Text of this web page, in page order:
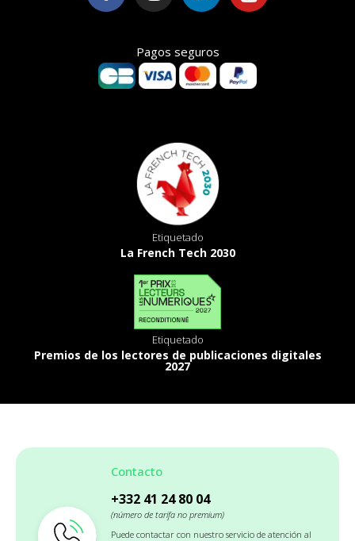
Pagos seguros
Etiquetado
La French Tech 2030
Etiquetado
Premios de los lectores de publicaciones digitales
2027
Contacto
+332 41 24 80 04
(número de tarifa no premium)
Puede contactar con nuestro servicio de atención al